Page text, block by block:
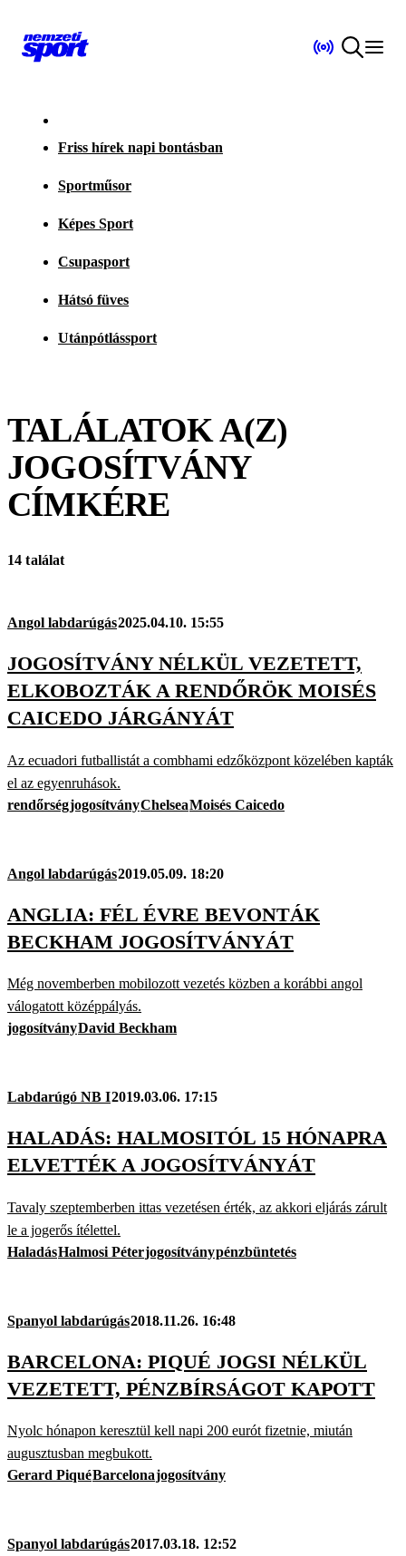
Friss hírek napi bontásban
Sportműsor
Képes Sport
Csupasport
Hátsó füves
Utánpótlássport
TALÁLATOK A(Z)
JOGOSÍTVÁNY
CÍMKÉRE
14 találat
Angol labdarúgás2025.04.10. 15:55
JOGOSÍTVÁNY NÉLKÜL VEZETETT,
ELKOBOZTÁK A RENDŐRÖK MOISÉS
CAICEDO JÁRGÁNYÁT
Az ecuadori futballistát a combhami edzőközpont közelében kapták
el az egyenruhások.
rendőrségjogosítványChelseaMoisés Caicedo
Angol labdarúgás2019.05.09. 18:20
ANGLIA: FÉL ÉVRE BEVONTÁK
BECKHAM JOGOSÍTVÁNYÁT
Még novemberben mobilozott vezetés közben a korábbi angol
válogatott középpályás.
jogosítványDavid Beckham
Labdarúgó NB I2019.03.06. 17:15
HALADÁS: HALMOSITÓL 15 HÓNAPRA
ELVETTÉK A JOGOSÍTVÁNYÁT
Tavaly szeptemberben ittas vezetésen érték, az akkori eljárás zárult
le a jogerős ítélettel.
HaladásHalmosi Péterjogosítványpénzbüntetés
Spanyol labdarúgás2018.11.26. 16:48
BARCELONA: PIQUÉ JOGSI NÉLKÜL
VEZETETT, PÉNZBÍRSÁGOT KAPOTT
Nyolc hónapon keresztül kell napi 200 eurót fizetnie, miután
augusztusban megbukott.
Gerard PiquéBarcelonajogosítvány
Spanyol labdarúgás2017.03.18. 12:52